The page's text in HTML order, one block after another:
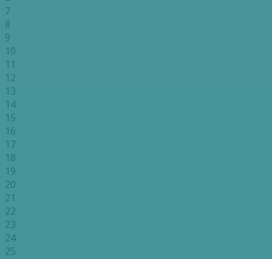
7
8
9
10
11
12
13
14
15
16
17
18
19
20
21
22
23
24
25